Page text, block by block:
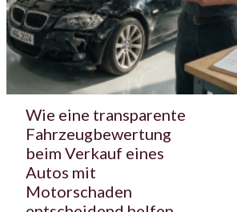
Wie eine transparente
Fahrzeugbewertung
beim Verkauf eines
Autos mit
Motorschaden